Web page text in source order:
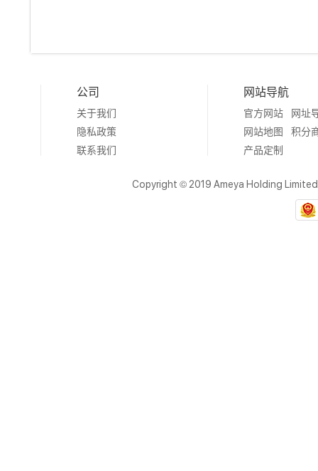
公司
关于我们
隐私政策
联系我们
网站导航
官方网站
网址
网站地图
积分
产品定制
Copyright © 2019 Ameya Holding